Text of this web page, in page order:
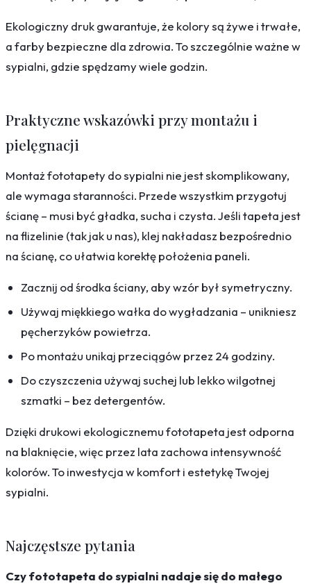
Ekologiczny druk gwarantuje, że kolory są żywe i trwałe,
a farby bezpieczne dla zdrowia. To szczególnie ważne w
sypialni, gdzie spędzamy wiele godzin.
Praktyczne wskazówki przy montażu i
pielęgnacji
Montaż fototapety do sypialni nie jest skomplikowany,
ale wymaga staranności. Przede wszystkim przygotuj
ścianę – musi być gładka, sucha i czysta. Jeśli tapeta jest
na flizelinie (tak jak u nas), klej nakładasz bezpośrednio
na ścianę, co ułatwia korektę położenia paneli.
Zacznij od środka ściany, aby wzór był symetryczny.
Używaj miękkiego wałka do wygładzania – unikniesz
pęcherzyków powietrza.
Po montażu unikaj przeciągów przez 24 godziny.
Do czyszczenia używaj suchej lub lekko wilgotnej
szmatki – bez detergentów.
Dzięki drukowi ekologicznemu fototapeta jest odporna
na blaknięcie, więc przez lata zachowa intensywność
kolorów. To inwestycja w komfort i estetykę Twojej
sypialni.
Najczęstsze pytania
Czy fototapeta do sypialni nadaje się do małego